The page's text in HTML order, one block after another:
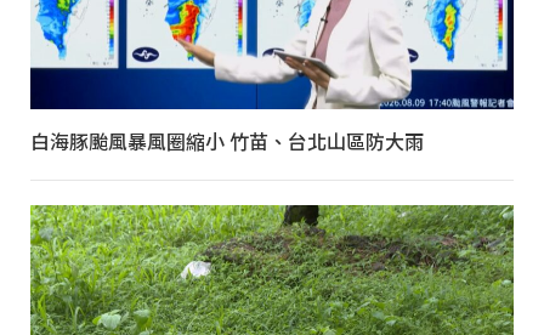
白海豚颱風暴風圈縮小 竹苗、台北山區防大雨